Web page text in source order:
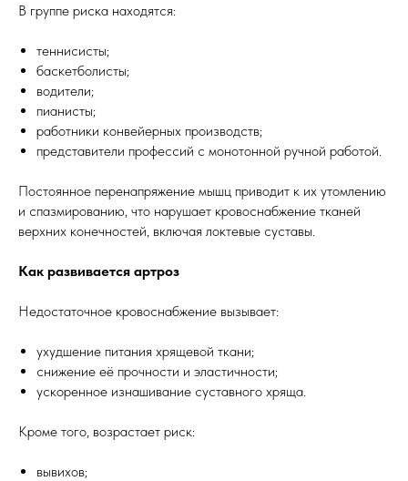
В группе риска находятся:
теннисисты;
баскетболисты;
водители;
пианисты;
работники конвейерных производств;
представители профессий с монотонной ручной работой.
Постоянное перенапряжение мышц приводит к их утомлению
и спазмированию, что нарушает кровоснабжение тканей
верхних конечностей, включая локтевые суставы.
Как развивается артроз
Недостаточное кровоснабжение вызывает:
ухудшение питания хрящевой ткани;
снижение её прочности и эластичности;
ускоренное изнашивание суставного хряща.
Кроме того, возрастает риск:
вывихов;